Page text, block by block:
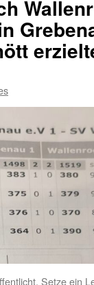
Setze ein